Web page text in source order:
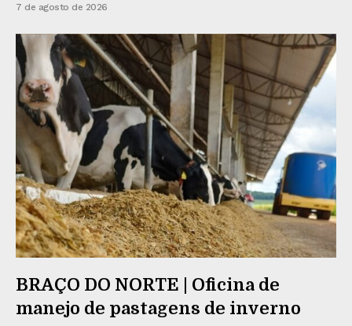
7 de agosto de 2026
BRAÇO DO NORTE | Oficina de
manejo de pastagens de inverno